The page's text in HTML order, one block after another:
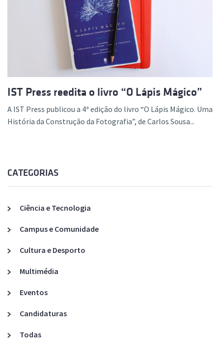
IST Press reedita o livro “O Lápis Mágico”
A IST Press publicou a 4ª edição do livro “O Lápis Mágico. Uma
História da Construção da Fotografia”, de Carlos Sousa...
CATEGORIAS
Ciência e Tecnologia
Campus e Comunidade
Cultura e Desporto
Multimédia
Eventos
Candidaturas
Todas